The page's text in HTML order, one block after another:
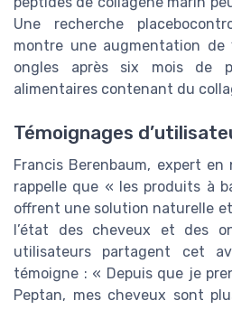
Une recherche
montre une augmentation
ongles après six mois de
alimentaires contenant du
Témoignages
Francis Berenbaum, expert
rappelle que « les produits à
offrent une solution naturelle
l’état des cheveux et des
utilisateurs partagent cet
témoigne : « Depuis que je
Peptan, mes cheveux sont